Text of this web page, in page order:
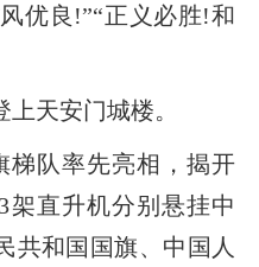
优良!”“正义必胜!和
天安门城楼。
队率先亮相，揭开
直升机分别悬挂中
共和国国旗、中国人